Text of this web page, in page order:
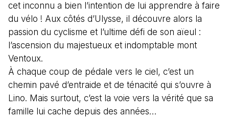
cet inconnu a bien l’intention de lui apprendre à faire
du vélo ! Aux côtés d’Ulysse, il découvre alors la
passion du cyclisme et l’ultime défi de son aïeul :
l’ascension du majestueux et indomptable mont
Ventoux.
À chaque coup de pédale vers le ciel, c’est un
chemin pavé d’entraide et de ténacité qui s’ouvre à
Lino. Mais surtout, c’est la voie vers la vérité que sa
famille lui cache depuis des années…